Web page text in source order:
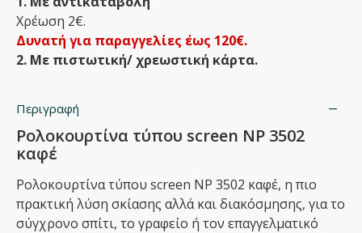
Χρέωση 2€.
Δυνατή για παραγγελίες έως 120€.
2. Με πιστωτική/ χρεωστική κάρτα.
Περιγραφή
Ρολοκουρτίνα τύπου screen NP 3502
καφέ
Ρολοκουρτίνα τύπου screen NP 3502 καφέ, η πιο
πρακτική λύση σκίασης αλλά και διακόσμησης, για το
σύγχρονο σπίτι, το γραφείο ή τον επαγγελματικό